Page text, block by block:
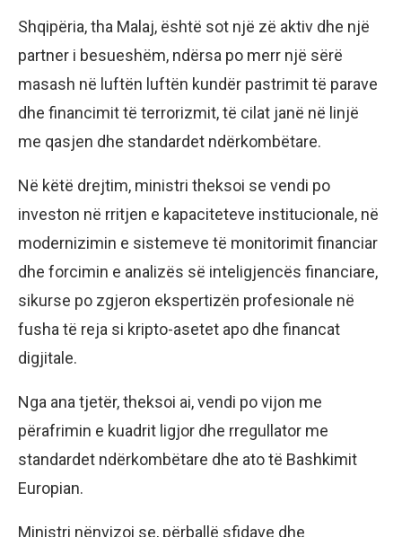
Shqipëria, tha Malaj, është sot një zë aktiv dhe një
partner i besueshëm, ndërsa po merr një sërë
masash në luftën luftën kundër pastrimit të parave
dhe financimit të terrorizmit, të cilat janë në linjë
me qasjen dhe standardet ndërkombëtare.
Në këtë drejtim, ministri theksoi se vendi po
investon në rritjen e kapaciteteve institucionale, në
modernizimin e sistemeve të monitorimit financiar
dhe forcimin e analizës së inteligjencës financiare,
sikurse po zgjeron ekspertizën profesionale në
fusha të reja si kripto-asetet apo dhe financat
digjitale.
Nga ana tjetër, theksoi ai, vendi po vijon me
përafrimin e kuadrit ligjor dhe rregullator me
standardet ndërkombëtare dhe ato të Bashkimit
Europian.
Ministri nënvizoi se, përballë sfidave dhe